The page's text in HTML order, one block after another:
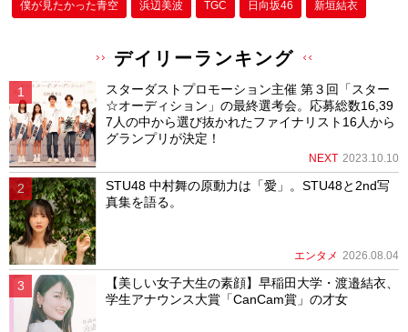
僕が⾒たかった⻘空 浜辺美波 TGC 日向坂46 新垣結衣
デイリーランキング
スターダストプロモーション主催 第３回「スター
☆オーディション」の最終選考会。応募総数16,39
7人の中から選び抜かれたファイナリスト16人から
グランプリが決定！
NEXT 2023.10.10
STU48 中村舞の原動力は「愛」。STU48と2nd写
真集を語る。
エンタメ 2026.08.04
【美しい女子大生の素顔】早稲田大学・渡邉結衣、
学生アナウンス大賞「CanCam賞」の才女